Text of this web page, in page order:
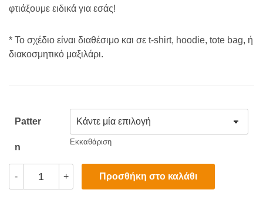
φτιάξουμε ειδικά για εσάς!
* Το σχέδιο είναι διαθέσιμο και σε t-shirt, hoodie, tote bag, ή
διακοσμητικό μαξιλάρι.
Patter
N
Εκκαθάριση
-
Συλλεκτική
Κούπα
+ Προσθήκη στο καλάθι